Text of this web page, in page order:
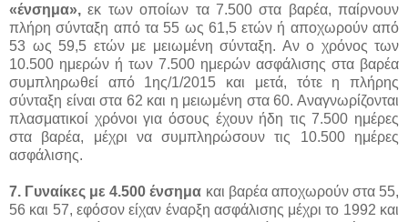
«ένσημα»,εκ των οποίων τα 7.500 στα βαρέα, παίρνουν
πλήρη σύνταξη από τα 55 ως 61,5 ετών ή αποχωρούν από
53 ως 59,5 ετών με μειωμένη σύνταξη. Αν ο χρόνος των
10.500 ημερών ή των 7.500 ημερών ασφάλισης στα βαρέα
συμπληρωθεί από 1ης/1/2015 και μετά, τότε η πλήρης
σύνταξη είναι στα 62 και η μειωμένη στα 60. Αναγνωρίζονται
πλασματικοί χρόνοι για όσους έχουν ήδη τις 7.500 ημέρες
στα βαρέα, μέχρι να συμπληρώσουν τις 10.500 ημέρες
ασφάλισης.
7. Γυναίκες με 4.500 ένσημα και βαρέα αποχωρούν στα 55,
56 και 57, εφόσον είχαν έναρξη ασφάλισης μέχρι το 1992 και